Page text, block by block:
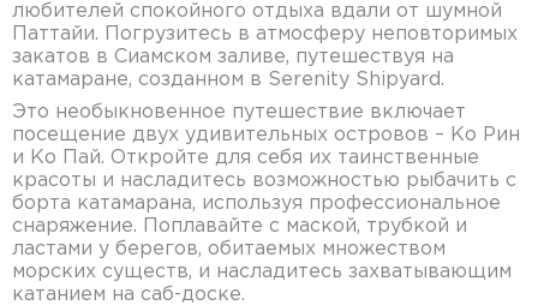
любителей спокойного отдыха вдали от шумной
Паттайи. Погрузитесь в атмосферу неповторимых
закатов в Сиамском заливе, путешествуя на
катамаране, созданном в Serenity Shipyard.
Это необыкновенное путешествие включает
посещение двух удивительных островов – Ко Рин
и Ко Пай. Откройте для себя их таинственные
красоты и насладитесь возможностью рыбачить с
борта катамарана, используя профессиональное
снаряжение. Поплавайте с маской, трубкой и
ластами у берегов, обитаемых множеством
морских существ, и насладитесь захватывающим
катанием на саб-доске.